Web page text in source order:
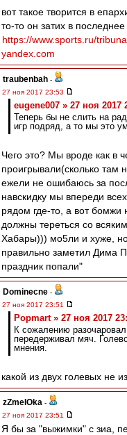
вот такое творится в
то-то он затих в
https://www.sports.ru/
yandex.com
traubenbah -
27 ноя 2017 23:53
eugene007 » 27 ноя 2017
Теперь бы не слить на
игр подряд, а то мы это
Чего это? Мы вроде как в
проигрывали(сколько там
ежели не ошибаюсь за
навскидку мы впереди
рядом где-то, а вот бомжи
должны тереться со
Хабары))) мо5ли и хуже, но
правильно заметил Дима
праздник попали"
Dominecne -
27 ноя 2017 23:51
Popmart » 27 ноя 2017
К сожалению
передерживал мяч.
мнения.
какой из двух голевых не
zZmeIOka -
27 ноя 2017 23:51
Я бы за "выжимки" с зиа,